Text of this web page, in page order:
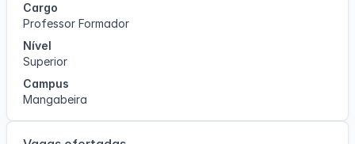
Cargo
Professor Formador
Nível
Superior
Campus
Mangabeira